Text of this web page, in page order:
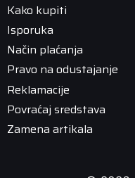
Kako kupiti
Isporuka
Način plaćanja
Pravo na odustajanje
Reklamacije
Povraćaj sredstava
Zamena artikala